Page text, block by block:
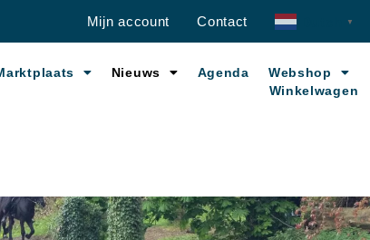
Mijn account Contact ▼
Nieuws Agenda
Webshop
Winkelwagen